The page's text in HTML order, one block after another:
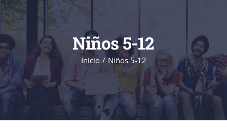
Niños 5-12
Inicio / Niños 5-12